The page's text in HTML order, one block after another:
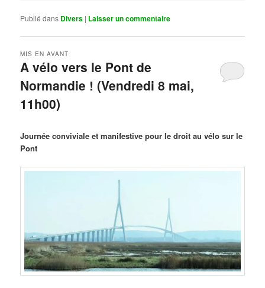
Publié dans Divers | Laisser un commentaire
A vélo vers le Pont de
Normandie ! (Vendredi 8 mai,
11h00)
MIS EN AVANT
Journée conviviale et manifestive pour le droit au vélo sur le
Pont